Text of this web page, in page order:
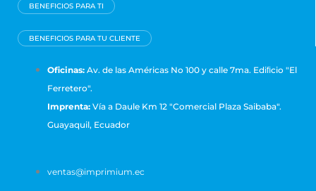
BENEFICIOS PARA TI
BENEFICIOS PARA TU CLIENTE
Oficinas: Av. de las Américas No 100 y calle 7ma. Ediﬁcio "El
Ferretero".
Imprenta: Vía a Daule Km 12 "Comercial Plaza Saibaba".
Guayaquil, Ecuador
ventas@imprimium.ec